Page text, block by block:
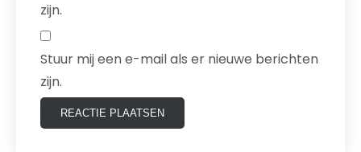
zijn.
Stuur mij een e-mail als er nieuwe berichten
zijn.